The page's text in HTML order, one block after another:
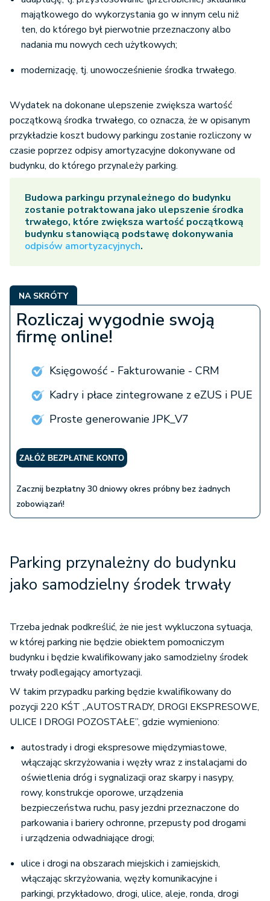
majątkowego do wykorzystania go w innym celu niż
ten, do którego był pierwotnie przeznaczony albo
nadania mu nowych cech użytkowych;
modernizację, tj. unowocześnienie środka trwałego.
Wydatek na dokonane ulepszenie zwiększa wartość
początkową środka trwałego, co oznacza, że w opisanym
przykładzie koszt budowy parkingu zostanie rozliczony w
czasie poprzez odpisy amortyzacyjne dokonywane od
budynku, do którego przynależy parking.
Budowa parkingu przynależnego do budynku
zostanie potraktowana jako ulepszenie środka
trwałego, które zwiększa wartość początkową
budynku stanowiącą podstawę dokonywania
odpisów amortyzacyjnych.
NA SKRÓTY
Rozliczaj wygodnie swoją
firmę online!
Księgowość - Fakturowanie - CRM
Kadry i płace zintegrowane z eZUS i PUE
Proste generowanie JPK_V7
ZAŁÓŻ BEZPŁATNE KONTO
Zacznij bezpłatny 30 dniowy okres próbny bez żadnych
zobowiązań!
Parking przynależny do budynku
jako samodzielny środek trwały
Trzeba jednak podkreślić, że nie jest wykluczona sytuacja,
w której parking nie będzie obiektem pomocniczym
budynku i będzie kwalifikowany jako samodzielny środek
trwały podlegający amortyzacji.
W takim przypadku parking będzie kwalifikowany do
pozycji 220 KŚT „AUTOSTRADY, DROGI EKSPRESOWE,
ULICE I DROGI POZOSTAŁE”, gdzie wymieniono:
autostrady i drogi ekspresowe międzymiastowe,
włączając skrzyżowania i węzły wraz z instalacjami do
oświetlenia dróg i sygnalizacji oraz skarpy i nasypy,
rowy, konstrukcje oporowe, urządzenia
bezpieczeństwa ruchu, pasy jezdni przeznaczone do
parkowania i bariery ochronne, przepusty pod drogami
i urządzenia odwadniające drogi;
ulice i drogi na obszarach miejskich i zamiejskich,
włączając skrzyżowania, węzły komunikacyjne i
parkingi, przykładowo, drogi, ulice, aleje, ronda, drogi